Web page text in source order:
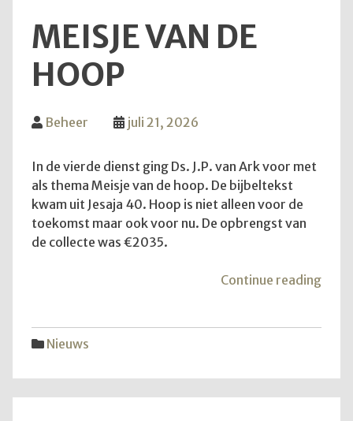
MEISJE VAN DE
HOOP
Beheer juli 21, 2026
In de vierde dienst ging Ds. J.P. van Ark voor met
als thema Meisje van de hoop. De bijbeltekst
kwam uit Jesaja 40. Hoop is niet alleen voor de
toekomst maar ook voor nu. De opbrengst van
de collecte was €2035.
Continue reading
Nieuws